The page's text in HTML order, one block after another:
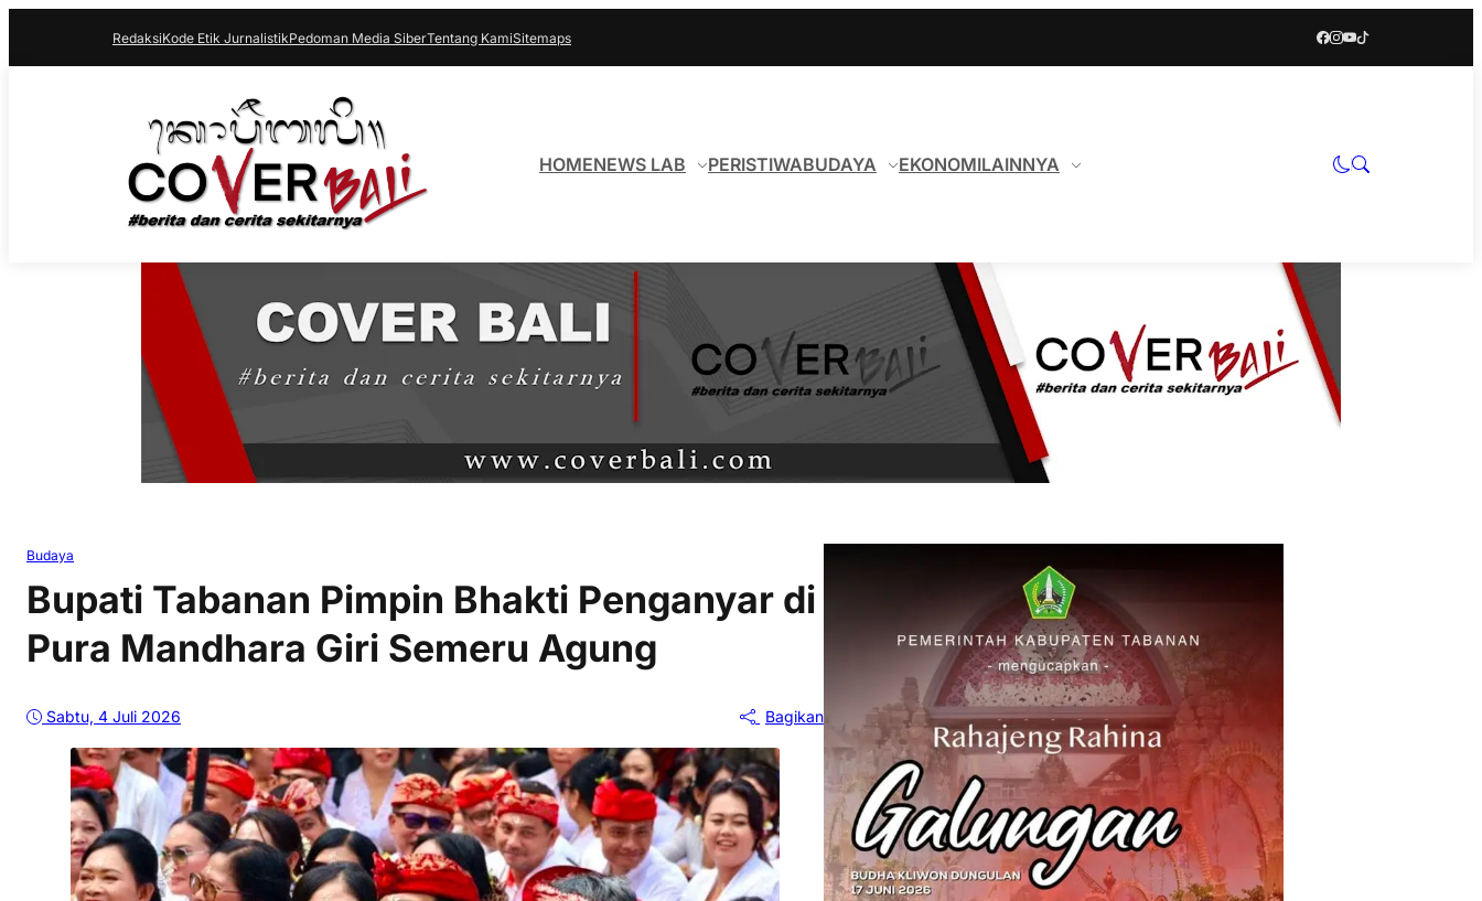
RedaksiKode Etik JurnalistikPedoman Media SiberTentang KamiSitemaps
HOMENEWS LAB PERISTIWABUDAYA EKONOMILAINNYA
Budaya
Bupati Tabanan Pimpin Bhakti Penganyar di
Pura Mandhara Giri Semeru Agung
Sabtu, 4 Juli 2026 Bagikan